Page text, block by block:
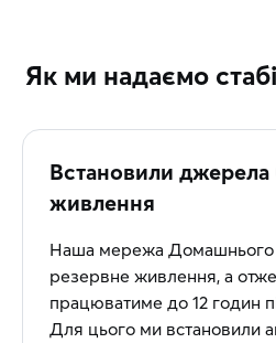
Як ми надаємо
Встановили джерела
живлення
Наша мережа Домашнього
резервне живлення, а отже
працюватиме до 12 годин
Для цього ми встановили